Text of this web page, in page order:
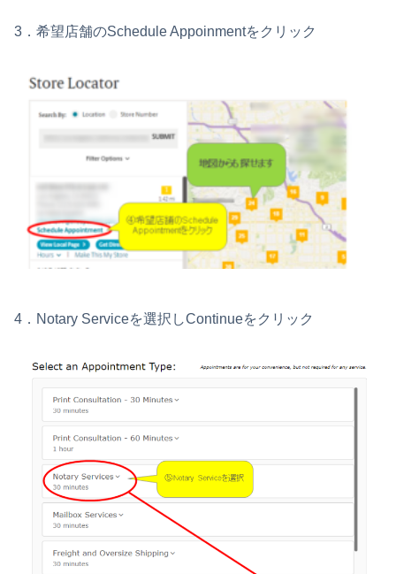
3．希望店舗のSchedule Appoinmentをクリック
4．Notary Serviceを選択しContinueをクリック